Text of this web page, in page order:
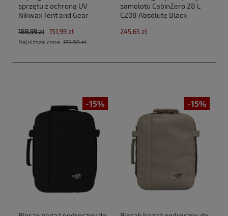
sprzętu z ochroną UV
Nikwax Tent and Gear
189,99 zł 151,99 zł
Najniższa cena: 151,99 zł
samolotu CabinZero 28 L
CZ08 Absolute Black
Air)
245,65 zł
-15% -15%